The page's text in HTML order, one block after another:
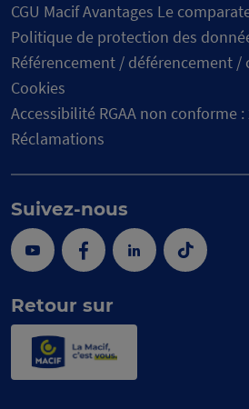
CGU Macif Avantages Le
Politique de protection des
Référencement / déférencement /
Cookies
Accessibilité RGAA non conforme :
Réclamations
Suivez-nous
YoutubeFacebookLinkedinTik
Tok
Retour sur